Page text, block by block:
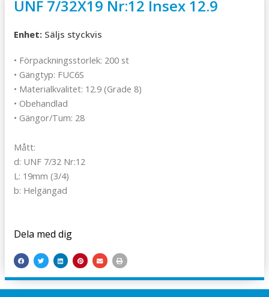
UNF 7/32X19 Nr:12 Insex 12.9
Enhet: Säljs styckvis
• Förpackningsstorlek: 200 st
• Gängtyp: FUC6S
• Materialkvalitet: 12.9 (Grade 8)
• Obehandlad
• Gängor/Tum: 28
Mått:
d: UNF 7/32 Nr:12
L: 19mm (3/4)
b: Helgängad
Dela med dig